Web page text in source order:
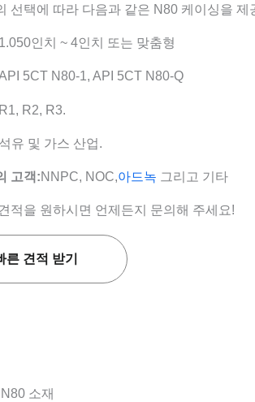
선택에 따라 다음과 같은 N80 케이싱을 제
1.050인치 ~ 4인치 또는 맞춤형
5CT N80-1, API 5CT N80-Q
R1, R2, R3.
석유 및 가스 산업.
고객:NNPC, NOC,아드녹 그리고 기타
적을 원하시면 언제든지 문의해 주세요!
른 견적 받기
소재